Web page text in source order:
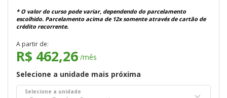
* O valor do curso pode variar, dependendo do parcelamento
escolhido. Parcelamento acima de 12x somente através de cartão de
crédito recorrente.
A partir de:
R$ 462,26 /mês
Selecione a unidade mais próxima
Selecione a unidade